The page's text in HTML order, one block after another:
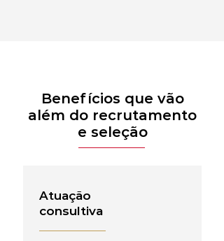
Benefícios que vão
além do recrutamento
e seleção
Atuação
consultiva